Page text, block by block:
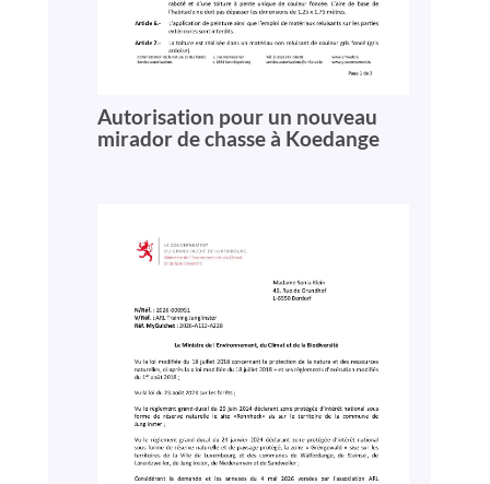
Autorisation pour un nouveau
mirador de chasse à Koedange